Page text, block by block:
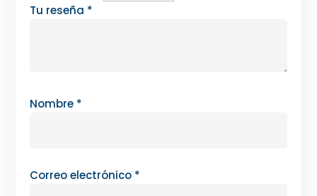
Tu reseña *
Nombre *
Correo electrónico *